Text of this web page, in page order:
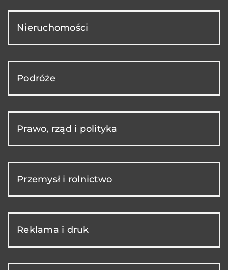
Nieruchomości
Podróże
Prawo, rząd i polityka
Przemysł i rolnictwo
Reklama i druk